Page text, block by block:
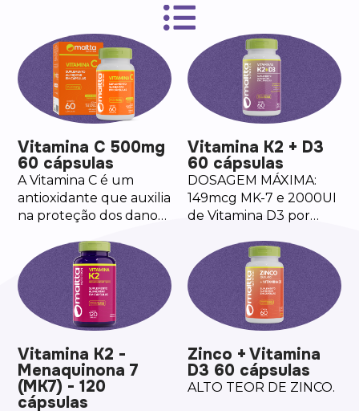
Vitamina C 500mg
60 cápsulas
A Vitamina C é um
antioxidante que auxilia
na proteção dos danos
livres, no
funcionamento do
sistema imune, na
formação de colágeno
e no metabolismo
Vitamina K2 + D3
60 cápsulas
DOSAGEM MÁXIMA:
149mcg MK-7 e 2000UI
de Vitamina D3 por
Vitamina K2 -
Menaquinona 7
(MK7) - 120
cápsulas
Zinco + Vitamina
D3 60 cápsulas
ALTO TEOR DE ZINCO.